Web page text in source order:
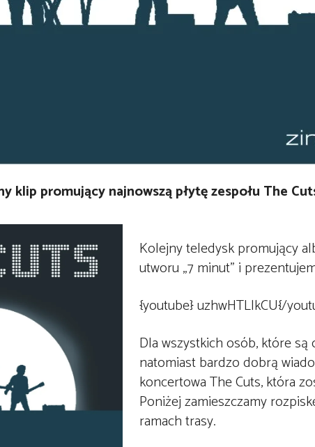
klip promujący najnowszą płytę zespołu The
Kolejny teledysk promujący
utworu „7 minut” i
{youtube} uzhwHTLlkCU{/
Dla wszystkich osób, które
natomiast bardzo dobrą
koncertowa The Cuts, która
Poniżej zamieszczamy
ramach trasy.